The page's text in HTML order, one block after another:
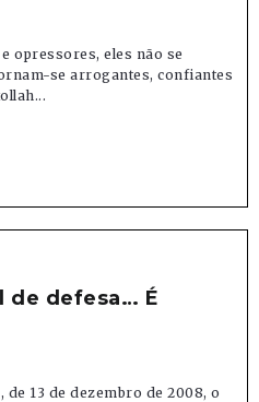
opressores, eles não se
se arrogantes, confiantes
de defesa… É
13 de dezembro de 2008, o